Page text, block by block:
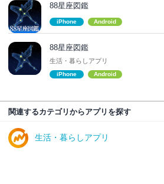
88星座図鑑
iPhone Android
88星座図鑑
生活・暮らしアプリ
iPhone Android
関連するカテゴリからアプリを探す
生活・暮らしアプリ